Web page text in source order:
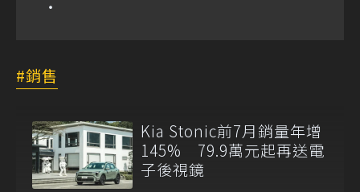
銷售
Kia Stonic前7月銷量年增
145% 79.9萬元起再送電
子後視鏡